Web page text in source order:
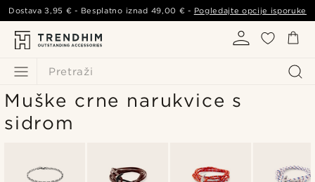
Pretraži
Dostava3,95 € - Besplatno iznad 49,00 € - Pogledajte opcije isporuke
Muške crne narukvice s
sidrom